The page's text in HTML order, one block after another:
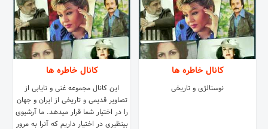
کانال خاطره ها
نوستالژی و تاریخی
کانال خاطره ها
این کانال مجموعه غنی و نایابی از
تصاویر قدیمی و تاریخی از ایران و جهان
را در اختیار شما قرار میدهد. ما آرشیوی
بینظیری در اختیار داریم که آنرا به مرور